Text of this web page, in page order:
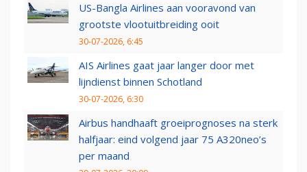
US-Bangla Airlines aan vooravond van
grootste vlootuitbreiding ooit
30-07-2026, 6:45
AIS Airlines gaat jaar langer door met
lijndienst binnen Schotland
30-07-2026, 6:30
Airbus handhaaft groeiprognoses na sterk
halfjaar: eind volgend jaar 75 A320neo’s
per maand